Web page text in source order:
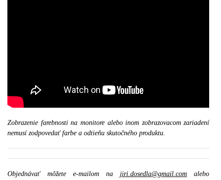
Zobrazenie farebnosti na monitore alebo inom zobrazovacom zariadení
nemusí zodpovedať farbe a odtieňu skutočného produktu.
Objednávať môžete e-mailom na jiri.dosedla@gmail.comalebo